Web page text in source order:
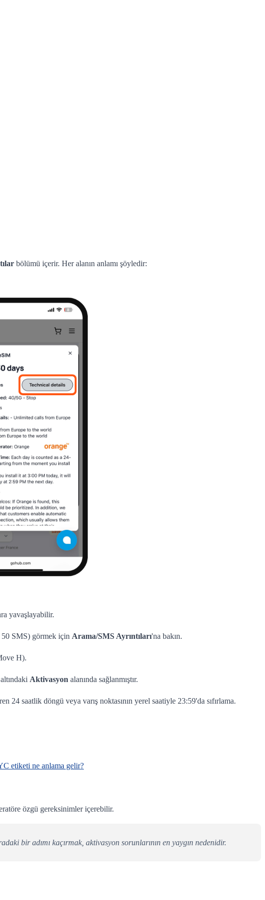
bölümü içerir. Her alanın anlamı şöyledir:
yavaşlayabilir.
50 SMS) görmek için Arama/SMS Ayrıntıları'na bakın.
H).
Aktivasyon alanında sağlanmıştır.
24 saatlik döngü veya varış noktasının yerel saatiyle 23:59'da sıfırlama.
etiketi ne anlama gelir?
özgü gereksinimler içerebilir.
bir adımı kaçırmak, aktivasyon sorunlarının en yaygın nedenidir.